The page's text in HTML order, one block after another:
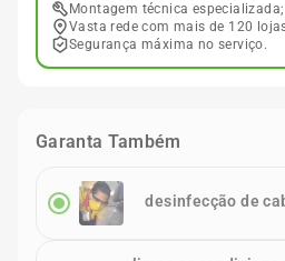
Montagem técnica especializada;
Vasta rede com mais de 120
Segurança máxima no serviço.
Garanta Também
desinfecção de